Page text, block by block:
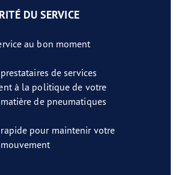
DU SERVICE
au bon moment
de services
à la politique de votre
de pneumatiques
rapide pour maintenir votre